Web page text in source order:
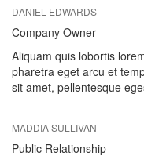
DANIEL EDWARDS
Company Owner
Aliquam quis lobortis
pharetra eget arcu et
sit amet, pellentesque
MADDIA SULLIVAN
Public Relationship